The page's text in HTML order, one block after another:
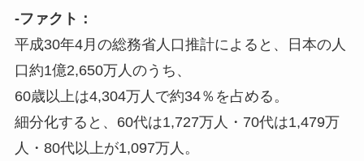
-ファクト：
平成30年4月の総務省人口推計によると、日本の人
口約1億2,650万人のうち、
60歳以上は4,304万人で約34％を占める。
細分化すると、60代は1,727万人・70代は1,479万
人・80代以上が1,097万人。